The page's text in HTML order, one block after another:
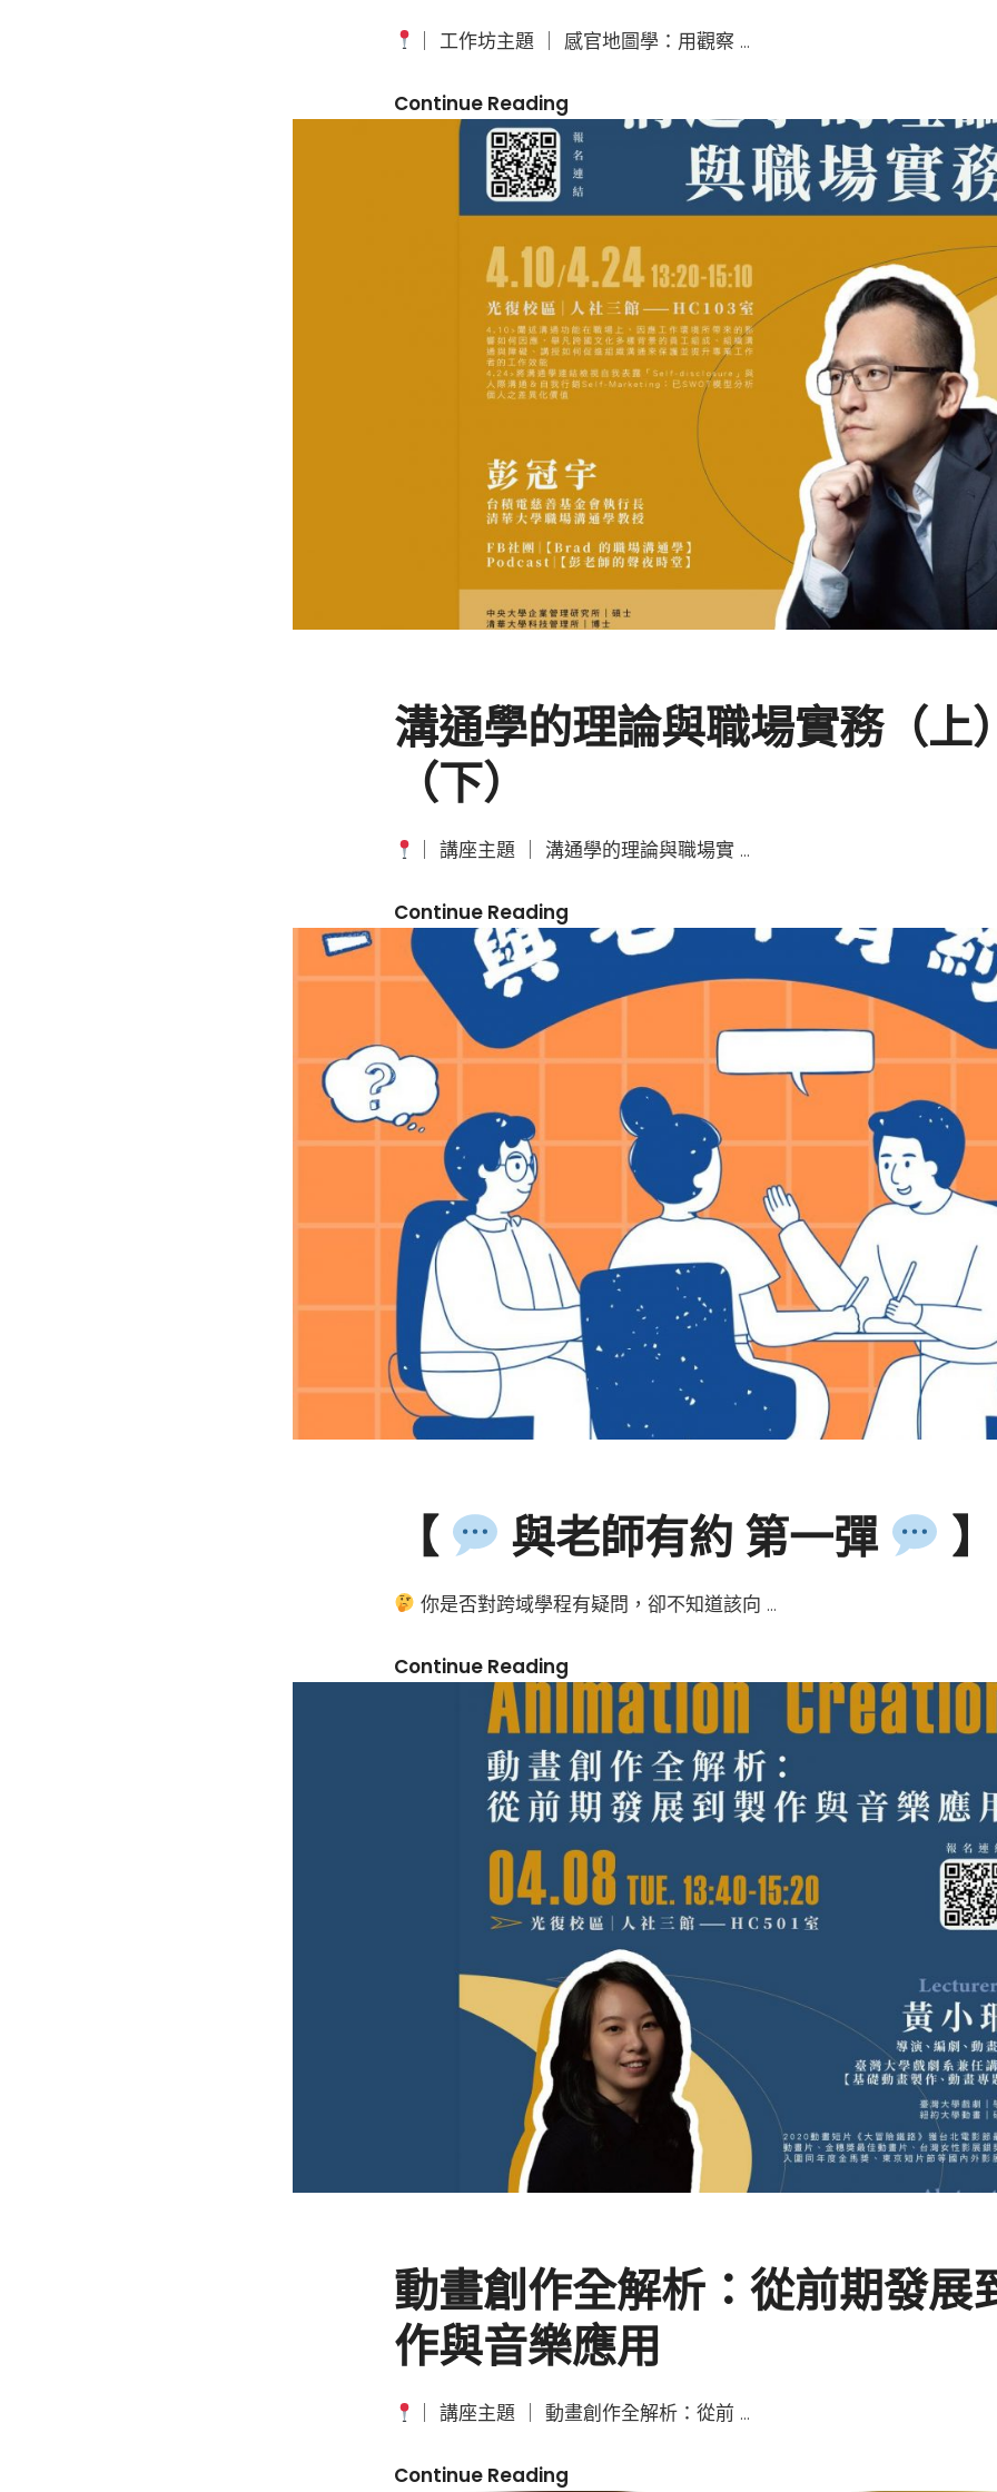
｜ 工作坊主題 ｜ 感官地圖學：用觀察 …
Continue Reading感
官
地
圖
用
觀
察
走
進
的
世
界
溝通學的理論與職場實務（上
（下）
｜ 講座主題 ｜ 溝通學的理論與職場實 …
Continue Reading溝
的
論
務
（上）
／
（下）
【 與老師有約 第一彈 】
你是否對跨域學程有疑問，卻不知道該向 …
Continue Reading【
與
老
師
有
約
一
】
動畫創作全解析：從前期發展
作與音樂應用
｜ 講座主題 ｜ 動畫創作全解析：從前 …
Continue Reading動